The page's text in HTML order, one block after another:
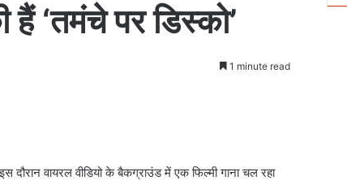
‘तमंचे पर डिस्को’
1 minute read
वायरल वीडियो के बैकग्राउंड में एक फिल्मी गाना चल रहा